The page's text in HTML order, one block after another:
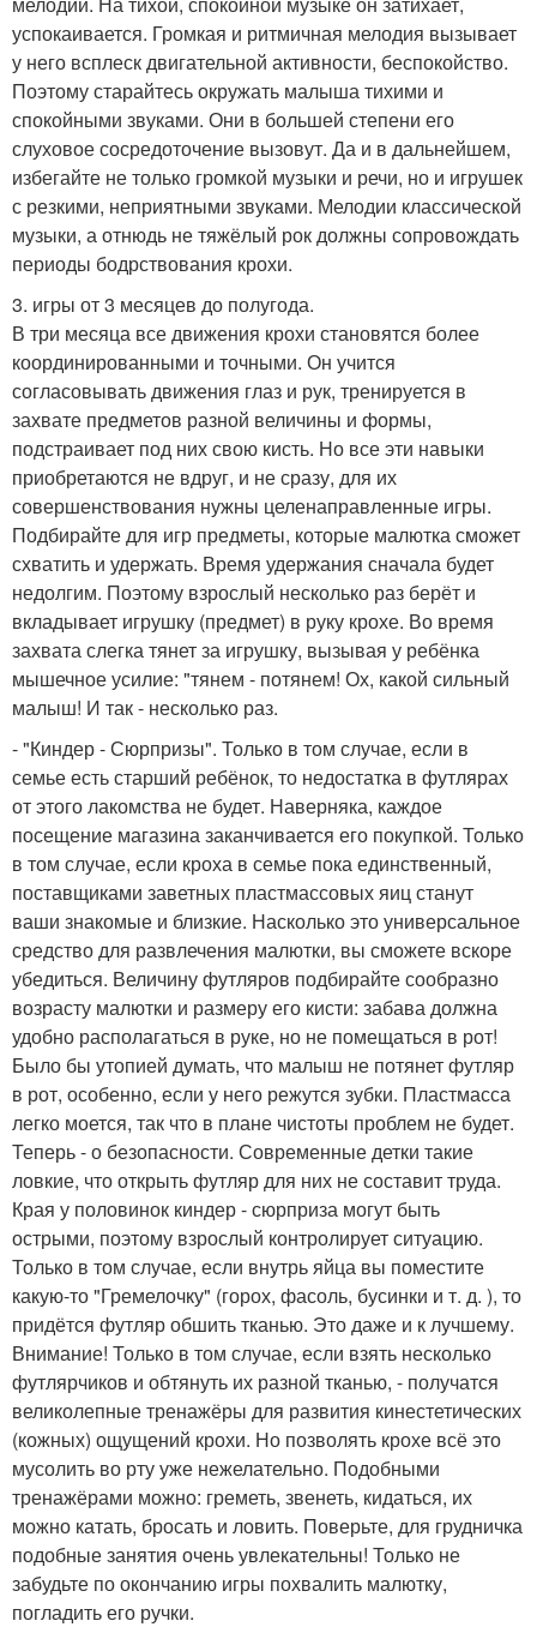
успокаивается. Громкая и ритмичная мелодия вызывает
у него всплеск двигательной активности, беспокойство.
Поэтому старайтесь окружать малыша тихими и
спокойными звуками. Они в большей степени его
слуховое сосредоточение вызовут. Да и в дальнейшем,
избегайте не только громкой музыки и речи, но и игрушек
с резкими, неприятными звуками. Мелодии классической
музыки, а отнюдь не тяжёлый рок должны сопровождать
периоды бодрствования крохи.
3. игры от 3 месяцев до полугода.
В три месяца все движения крохи становятся более
координированными и точными. Он учится
согласовывать движения глаз и рук, тренируется в
захвате предметов разной величины и формы,
подстраивает под них свою кисть. Но все эти навыки
приобретаются не вдруг, и не сразу, для их
совершенствования нужны целенаправленные игры.
Подбирайте для игр предметы, которые малютка сможет
схватить и удержать. Время удержания сначала будет
недолгим. Поэтому взрослый несколько раз берёт и
вкладывает игрушку (предмет) в руку крохе. Во время
захвата слегка тянет за игрушку, вызывая у ребёнка
мышечное усилие: "тянем - потянем! Ох, какой сильный
малыш! И так - несколько раз.
- "Киндер - Сюрпризы". Только в том случае, если в
семье есть старший ребёнок, то недостатка в футлярах
от этого лакомства не будет. Наверняка, каждое
посещение магазина заканчивается его покупкой. Только
в том случае, если кроха в семье пока единственный,
поставщиками заветных пластмассовых яиц станут
ваши знакомые и близкие. Насколько это универсальное
средство для развлечения малютки, вы сможете вскоре
убедиться. Величину футляров подбирайте сообразно
возрасту малютки и размеру его кисти: забава должна
удобно располагаться в руке, но не помещаться в рот!
Было бы утопией думать, что малыш не потянет футляр
в рот, особенно, если у него режутся зубки. Пластмасса
легко моется, так что в плане чистоты проблем не будет.
Теперь - о безопасности. Современные детки такие
ловкие, что открыть футляр для них не составит труда.
Края у половинок киндер - сюрприза могут быть
острыми, поэтому взрослый контролирует ситуацию.
Только в том случае, если внутрь яйца вы поместите
какую-то "Гремелочку" (горох, фасоль, бусинки и т. д. ), то
придётся футляр обшить тканью. Это даже и к лучшему.
Внимание! Только в том случае, если взять несколько
футлярчиков и обтянуть их разной тканью, - получатся
великолепные тренажёры для развития кинестетических
(кожных) ощущений крохи. Но позволять крохе всё это
мусолить во рту уже нежелательно. Подобными
тренажёрами можно: греметь, звенеть, кидаться, их
можно катать, бросать и ловить. Поверьте, для грудничка
подобные занятия очень увлекательны! Только не
забудьте по окончанию игры похвалить малютку,
погладить его ручки.